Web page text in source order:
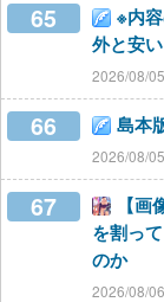
65
※内
外と安
2026/08/
66 島本
2026/08/
67
【
を割っ
のか
2026/08/